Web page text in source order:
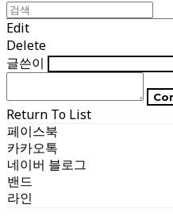
Edit
Delete
글쓴이
Return To List
페이스북
카카오톡
네이버 블로그
밴드
라인